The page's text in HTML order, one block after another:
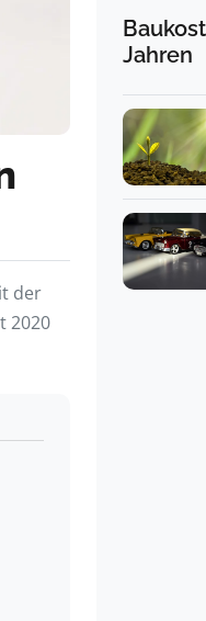
der
2020
Jahren